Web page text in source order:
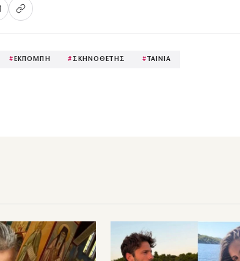
# ΕΚΠΟΜΠΗ # ΣΚΗΝΟΘΕΤΗΣ # ΤΑΙΝΙΑ